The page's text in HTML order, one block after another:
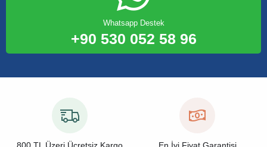
Whatsapp Destek
+90 530 052 58 96
800 TL Üzeri Ücretsiz Kargo
En İyi Fiyat Garantisi